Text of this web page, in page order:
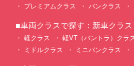
プレミアムクラス
バンクラス
■車両クラスで探す：新車クラス
軽クラス 軽VT（バントラ）クラ
ミドルクラス
ミニバンクラス